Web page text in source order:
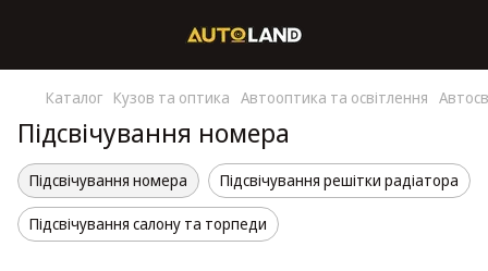
Каталог Кузов та оптика Автооптика та освітлення
Підсвічування номера
Підсвічування номера Підсвічування решітки радіатора
Підсвічування салону та торпеди